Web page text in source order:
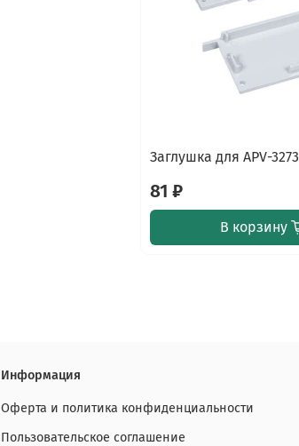
Заглушка для APV-3273
81 ₽
В корзину
Информация
Оферта и политика конфиденциальности
Пользовательское соглашение